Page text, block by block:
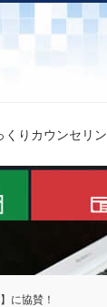
くりカウンセリ
に協賛！